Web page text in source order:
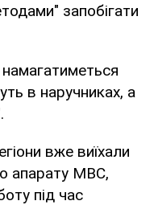
запобігати
в наручниках, а
вже виїхали
апарату МВС,
під час